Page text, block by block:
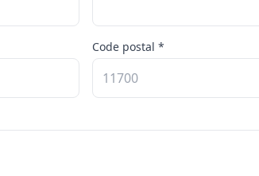
Code postal *